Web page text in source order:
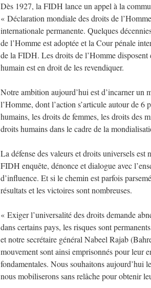
Dès 1927, la FIDH lance un appel à la
« Déclaration mondiale des droits de
internationale permanente. Quelques
de l’Homme est adoptée et la Cour pénale
de la FIDH. Les droits de l’Homme
humain est en droit de les revendiquer.
Notre ambition aujourd’hui est d’incarner un
l’Homme, dont l’action s’articule autour de 6
humains, les droits de femmes, les droits des
droits humains dans le cadre de la
La défense des valeurs et droits universels est
FIDH enquête, dénonce et dialogue avec
d’influence. Et si le chemin est parfois
résultats et les victoires sont nombreuses.
« Exiger l’universalité des droits demande
dans certains pays, les risques sont
et notre secrétaire général Nabeel Rajab
mouvement sont ainsi emprisonnés pour leur
fondamentales. Nous souhaitons aujourd’hui
nous mobiliserons sans relâche pour obtenir